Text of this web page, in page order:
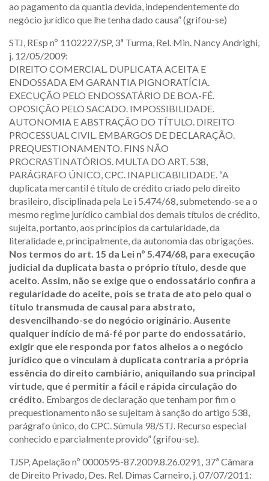
ao pagamento da quantia devida, independentemente do
negócio jurídico que lhe tenha dado causa” (grifou-se)
STJ, REsp nº 1102227/SP, 3ª Turma, Rel. Min. Nancy Andrighi,
j. 12/05/2009:
DIREITO COMERCIAL. DUPLICATA ACEITA E
ENDOSSADA EM GARANTIA PIGNORATÍCIA.
EXECUÇÃO PELO ENDOSSATÁRIO DE BOA-FÉ.
OPOSIÇÃO PELO SACADO. IMPOSSIBILIDADE.
AUTONOMIA E ABSTRAÇÃO DO TÍTULO. DIREITO
PROCESSUAL CIVIL. EMBARGOS DE DECLARAÇÃO.
PREQUESTIONAMENTO. FINS NÃO
PROCRASTINATÓRIOS. MULTA DO ART. 538,
PARÁGRAFO ÚNICO, CPC. INAPLICABILIDADE. “A
duplicata mercantil é título de crédito criado pelo direito
brasileiro, disciplinada pela Le i 5.474/68, submetendo-se a o
mesmo regime jurídico cambial dos demais títulos de crédito,
sujeita, portanto, aos princípios da cartularidade, da
literalidade e, principalmente, da autonomia das obrigações.
Nos termos do art. 15 da Lei nº 5.474/68, para execução
judicial da duplicata basta o próprio título, desde que
aceito. Assim, não se exige que o endossatário confira a
regularidade do aceite, pois se trata de ato pelo qual o
título transmuda de causal para abstrato,
desvencilhando-se do negócio originário.Ausente
qualquer indício de má-fé por parte do endossatário,
exigir que ele responda por fatos alheios a o negócio
jurídico que o vinculam à duplicata contraria a própria
essência do direito cambiário, aniquilando sua principal
virtude, que é permitir a fácil e rápida circulação do
crédito. Embargos de declaração que tenham por fim o
prequestionamento não se sujeitam à sanção do artigo 538,
parágrafo único, do CPC. Súmula 98/STJ. Recurso especial
conhecido e parcialmente provido” (grifou-se).
TJSP, Apelação nº 0000595-87.2009.8.26.0291, 37ª Câmara
de Direito Privado, Des. Rel. Dimas Carneiro, j. 07/07/2011: